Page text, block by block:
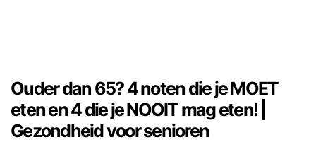
Ouder dan 65? 4 noten die je MOET
eten en 4 die je NOOIT mag eten! |
Gezondheid voor senioren